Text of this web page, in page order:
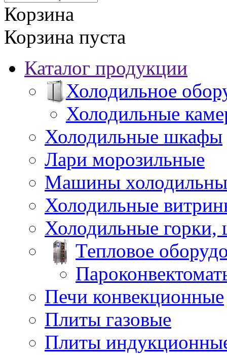
Корзина
Корзина пуста
Каталог продукции
Холодильное
Холодильные
Холодильные шкафы
Лари морозильные
Машины
Холодильные
Холодильные
Тепловое
Печи конвекционные
Плиты газовые
Плиты